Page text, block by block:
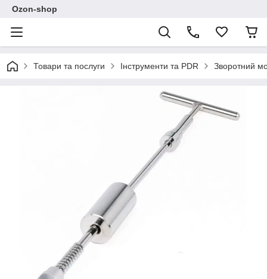
Ozon-shop
Товари та послуги Інструменти та PDR Зворотний